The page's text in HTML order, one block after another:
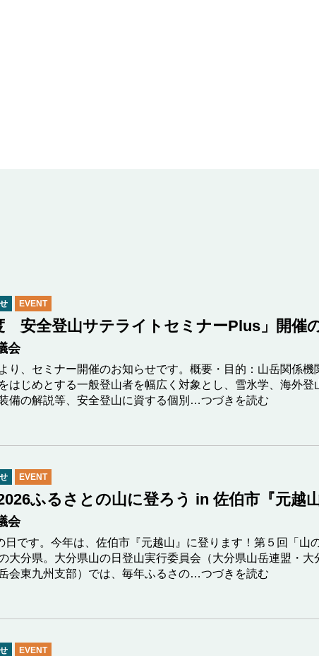
EVENT
安全登山サテライトセミナーPlus」開催
会
り、セミナー開催のお知らせです。概要・目的：山岳関係機
はじめとする一般登山者を幅広く対象とし、雪氷学、海外登
備の解説等、安全登山に資する個別…つづきを読む
EVENT
ふるさとの山に登ろう in 佐伯市『元越山
会
日です。今年は、佐伯市『元越山』に登ります！第５回「山
大分県。大分県山の日登山実行委員会（大分県山岳連盟・大
会東九州支部）では、毎年ふるさの…つづきを読む
EVENT